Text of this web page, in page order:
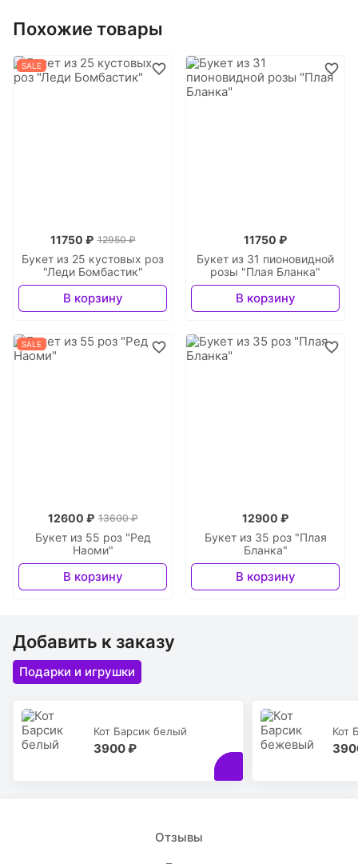
Похожие товары
SALE
Букет из 25 кустовых роз
"Леди Бомбастик"
11750 ₽ 12950 ₽
В корзину
Букет из 31 пионовидной
розы "Плая Бланка"
11750 ₽
В корзину
SALE
Букет из 55 роз "Ред
Наоми"
12600 ₽ 13600 ₽
В корзину
Букет из 35 роз "Плая
Бланка"
12900 ₽
В корзину
Добавить к заказу
Подарки и игрушки
Кот Барсик белый
3900 ₽
Кот
Отзывы